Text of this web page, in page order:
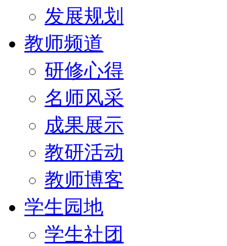
发展规划
教师频道
研修心得
名师风采
成果展示
教研活动
教师博客
学生园地
学生社团